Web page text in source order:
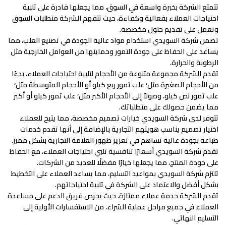
تتمتع الشركة بخبرة واسعة في السوق، مما يجعلها قادرة على تلبية
احتياجات العملاء بفعالية وكفاءة، حيث تتفهم الشركة متطلبات السوق
وتعمل على تقديم حلول مخصصة.
تضمن شركة السويدي استخدام مواد عالية الجودة في تصنيع العلب، مما
يساعد على الحفاظ على جودة التمور وحمايتها من العوامل الخارجية مثل
الرطوبة والحرارة.
تقدم الشركة مجموعة متنوعة من الأحجام لتلبية احتياجات العملاء، بدءًا
من الأحجام الصغيرة مثل؛ علب تمور ربع كيلو أو الأحجام المتوسطة مثل؛
علب تمور نص كيلو، وصولاً إلى الأحجام الأكبر مثل؛ علب تمور كيلو أو أكبر
مما يضمن حصولك على متطلباتك.
تتوفر لدى شركة السويدي خيارات تصميم مخصصة، مما يتيح للعملاء
اختيار تصميم يناسب هويتهم التجارية بالإضافة إلى أنها تقدم خدمات
طباعة بجودة عالية تساهم في تعزيز ظهور العلامة التجارية بشكل مميز.
تقدم شركة السويدي أسعارًا تنافسية تلبي احتياجات العملاء، مع الحفاظ
على جودة المنتج، مما يجعلها خيارًا مفضلًا للعديد من الشركات.
تلتزم شركة السويدي بمواعيد التسليم، مما يساعد العملاء على التخطيط
بشكل أفضل والاعتماد على الشركة في تلبية احتياجاتهم.
تقدم الشركة خدمة عملاء ممتازة، حيث يحرص فريق الدعم على مساعدة
العملاء في جميع مراحل عملية الشراء، من الاستفسارات الأولية إلى
التسليم النهائي.